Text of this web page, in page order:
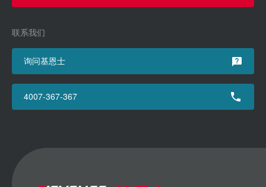
联系我们
询问基恩士
4007-367-367